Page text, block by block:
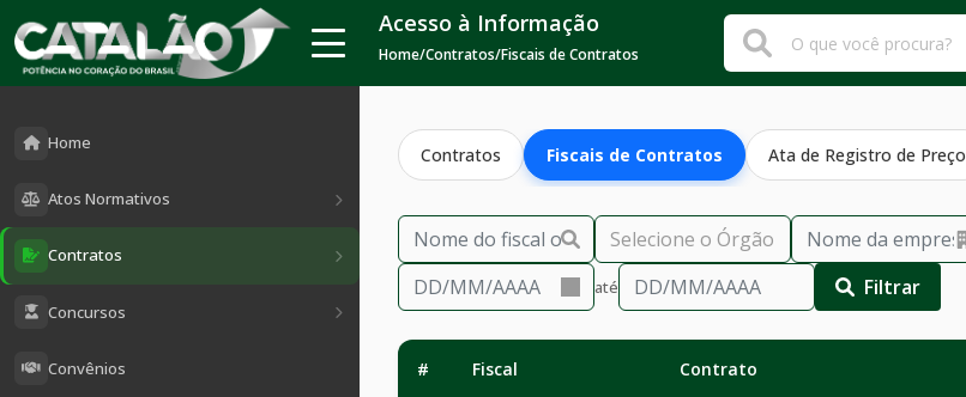
Home
Atos Normativos
Contratos
Concursos
Convênios
Acesso à Informação
Home/Contratos/Fiscais de Contratos
Contratos Fiscais de Contratos Ata de Registro de Preço
até Filtrar
# Fiscal Contrato